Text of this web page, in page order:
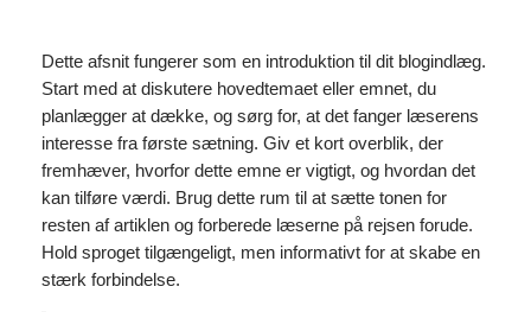
Dette afsnit fungerer som en introduktion til dit blogindlæg.
Start med at diskutere hovedtemaet eller emnet, du
planlægger at dække, og sørg for, at det fanger læserens
interesse fra første sætning. Giv et kort overblik, der
fremhæver, hvorfor dette emne er vigtigt, og hvordan det
kan tilføre værdi. Brug dette rum til at sætte tonen for
resten af artiklen og forberede læserne på rejsen forude.
Hold sproget tilgængeligt, men informativt for at skabe en
stærk forbindelse.